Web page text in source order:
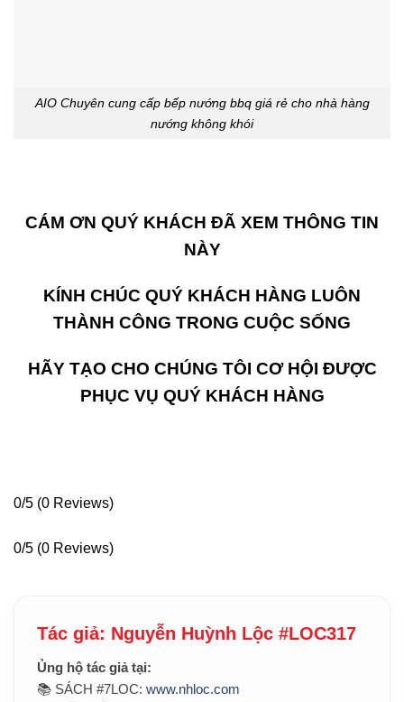
AIO Chuyên cung cấp bếp nướng bbq giá rẻ cho nhà hàng
nướng không khói
CÁM ƠN QUÝ KHÁCH ĐÃ XEM THÔNG TIN
NÀY
KÍNH CHÚC QUÝ KHÁCH HÀNG LUÔN
THÀNH CÔNG TRONG CUỘC SỐNG
HÃY TẠO CHO CHÚNG TÔI CƠ HỘI ĐƯỢC
PHỤC VỤ QUÝ KHÁCH HÀNG
0/5 (0 Reviews)
0/5 (0 Reviews)
Tác giả: Nguyễn Huỳnh Lộc #LOC317
Ủng hộ tác giả tại:
📚 SÁCH #7LOC: www.nhloc.com